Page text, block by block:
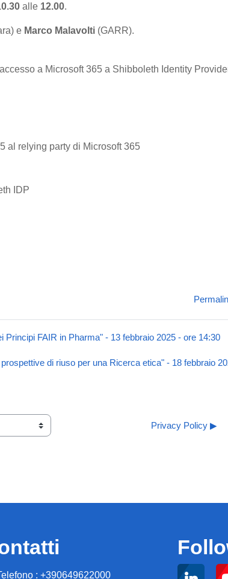
alle 12.00.
e Marco Malavolti (GARR).
a Microsoft 365 a Shibboleth Identity
al relying party di Microsoft 365
IDP
FAIR in Pharma" - 13 febbraio 2025 - ore 14:30
di riuso per una Ricerca etica" - 18 febbraio
Privacy Policy ▶︎
: +390649622000